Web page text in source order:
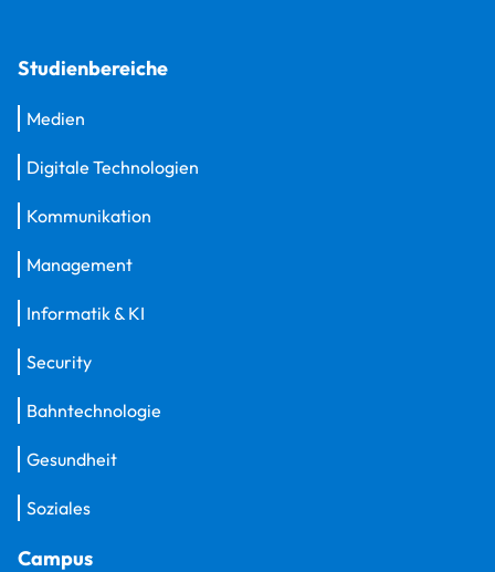
Studienbereiche
Medien
Digitale Technologien
Kommunikation
Management
Informatik & KI
Security
Bahntechnologie
Gesundheit
Soziales
Campus